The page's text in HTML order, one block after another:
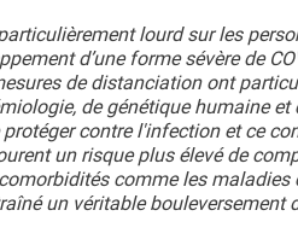
lourd sur les
d’une forme sévère de
de distanciation ont
de génétique humaine
contre l'infection et ce
un risque plus élevé de
comme les maladies
un véritable bouleversement